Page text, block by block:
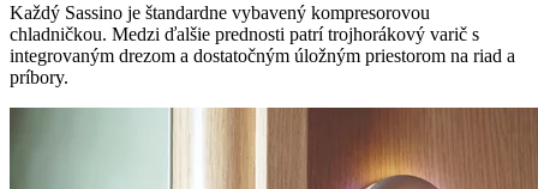
Každý Sassino je štandardne vybavený kompresorovou
chladničkou. Medzi ďalšie prednosti patrí trojhorákový varič s
integrovaným drezom a dostatočným úložným priestorom na riad a
príbory.